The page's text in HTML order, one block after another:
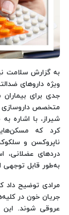
به گزارش سلامت
جدی برای بیماران
متخصص داروسازی
شیراز، با اشاره
کرد که مسکن‌هایی
ناپروکسن و
دردهای عضلانی،
به‌طور قابل توجهی
مرادی توضیح داد
جریان خون در
عروقی شوند. این